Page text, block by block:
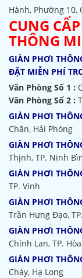
Hành, Phường 10,
CUNG
THÔNG
GIÀN PHƠI
ĐẶT MIỄN PHÍ
Văn Phòng Số 1 :
Văn Phòng Số 2 :
GIÀN PHƠI
Chân, Hải Phòng
GIÀN PHƠI
Thịnh, TP. Ninh
GIÀN PHƠI
TP. Vinh
GIÀN PHƠI
Trần Hưng Đạo,
GIÀN PHƠI
Chính Lan, TP.
GIÀN PHƠI
Cháy, Hạ Long